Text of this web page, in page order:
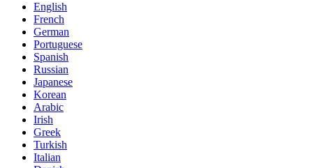
English
French
German
Portuguese
Spanish
Russian
Japanese
Korean
Arabic
Irish
Greek
Turkish
Italian